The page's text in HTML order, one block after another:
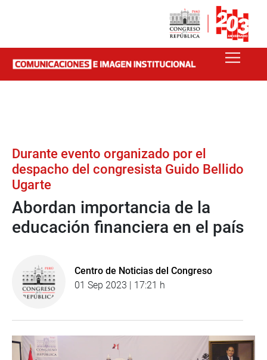
Durante evento organizado por el
despacho del congresista Guido Bellido
Ugarte
Abordan importancia de la
educación financiera en el país
Centro de Noticias del Congreso
01 Sep 2023 | 17:21 h